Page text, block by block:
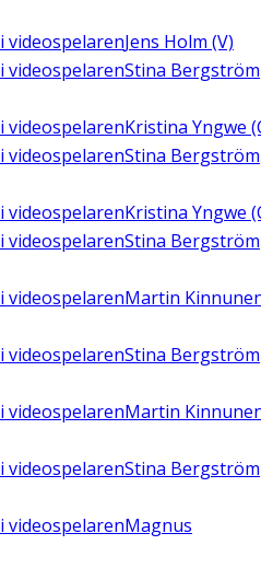
i videospelarenJens Holm (V)
i videospelarenStina Bergström
i videospelarenKristina Yngwe
i videospelarenStina Bergström
i videospelarenKristina Yngwe
i videospelarenStina Bergström
i videospelarenMartin
i videospelarenStina Bergström
i videospelarenMartin
i videospelarenStina Bergström
i videospelarenMagnus